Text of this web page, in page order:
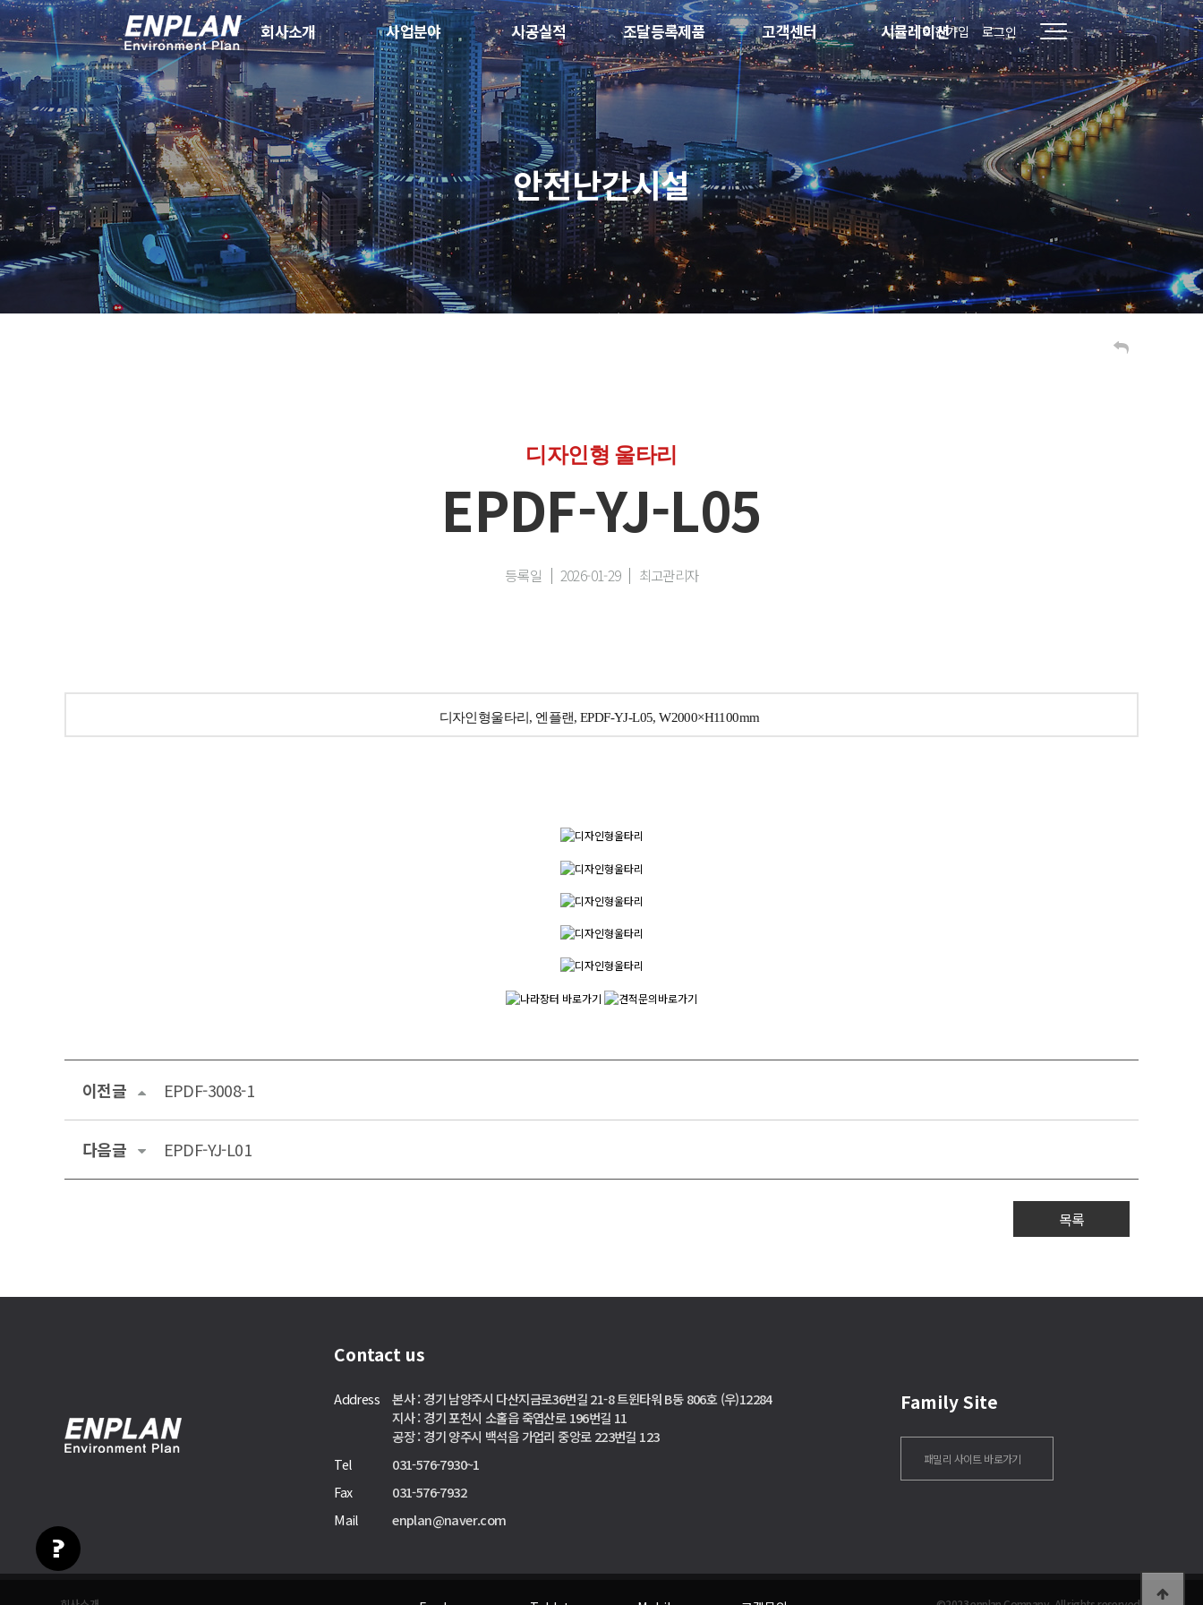
회사소개 사업분야 시공실적 조달등록제품 고객센터 시뮬레이션
회원가입 로그인
안전난간시설
디자인형 울타리
EPDF-YJ-L05
등록일 2026-01-29 최고관리자
디자인형울타리, 엔플랜, EPDF-YJ-L05, W2000×H1100mm
이전글 EPDF-3008-1
다음글 EPDF-YJ-L01
목록
Contact us
Address
본사 : 경기 남양주시 다산지금로36번길 21-8 트윈타워 B동 806호 (우)12284
지사 : 경기 포천시 소홀읍 죽엽산로 196번길 11
공장 : 경기 양주시 백석읍 가업리 중앙로 223번길 123
Tel
031-576-7930~1
Fax
031-576-7932
Mail
enplan@naver.com
Family Site
패밀리 사이트 바로가기